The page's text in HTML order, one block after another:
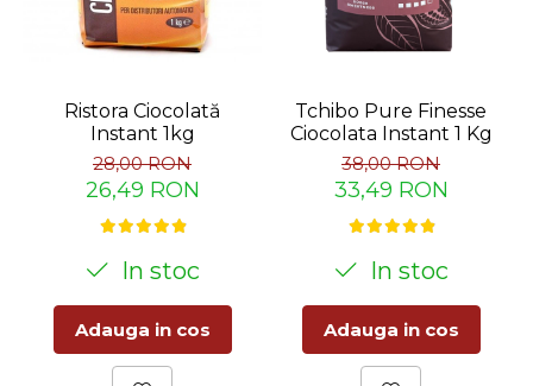
Ristora Ciocolată
Instant 1kg
28,00 RON
26,49 RON
In stoc
Adauga in cos
Tchibo Pure Finesse
Ciocolata Instant 1 Kg
38,00 RON
33,49 RON
In stoc
Adauga in cos